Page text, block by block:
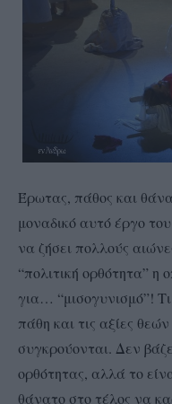
Έρωτας, πάθος και
μοναδικό αυτό έργο
να ζήσει πολλούς
“πολιτική ορθότητα” η
για… “μισογυνισμό”!
πάθη και τις αξίες
συγκρούονται. Δεν
ορθότητας, αλλά το
θάνατο στο τέλος να